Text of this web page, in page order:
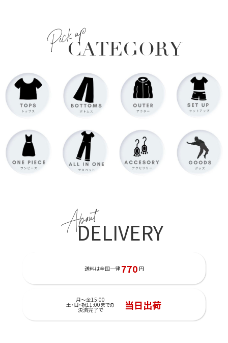
Pick upCATEGORY
About
DELIVERY
送料は全国一律 770 円
月～金15:00
土・日・祝11:00までの
決済完了で 当日出荷